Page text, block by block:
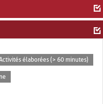
élaborées (> 60 minutes)